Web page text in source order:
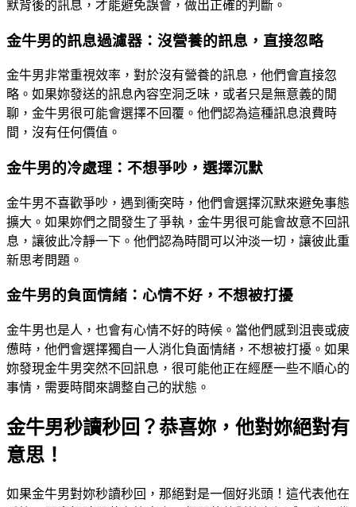
默背後的訊息，才能避免誤會，做出正確的判斷。
金牛男的訊息過濾器：沒營養的訊息，直接忽略
金牛男非常重視效率，對於沒有營養的訊息，他們會直接忽
略。如果妳發送的訊息內容空洞乏味，或者只是無意義的閒
聊，金牛男很可能會選擇不回覆。他們認為這種訊息浪費時
間，沒有任何價值。
金牛男的冷處理：不想爭吵，選擇沉默
金牛男不喜歡爭吵，遇到衝突時，他們會選擇沉默來避免事態
擴大。如果妳們之間發生了爭執，金牛男很可能會故意不回訊
息，讓彼此冷靜一下。他們認為時間可以沖淡一切，讓彼此重
新思考問題。
金牛男的負面情緒：心情不好，不想被打擾
金牛男也是人，也會有心情不好的時候。當他們感到沮喪或疲
憊時，他們會選擇獨自一人消化負面情緒，不想被打擾。如果
妳發現金牛男突然不回訊息，很可能他正在經歷一些不順心的
事情，需要時間來調整自己的狀態。
金牛男秒讀秒回？恭喜妳，他對妳絕對有
意思！
如果金牛男對妳秒讀秒回，那絕對是一個好兆頭！這代表他在